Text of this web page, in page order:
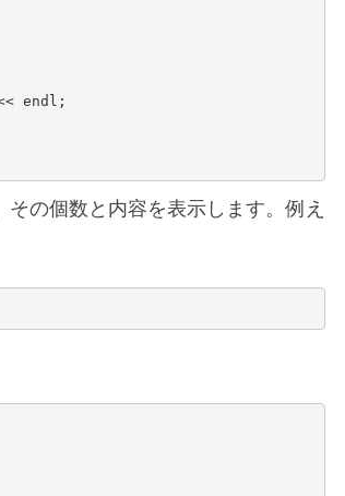
の個数と内容を表示します。例え